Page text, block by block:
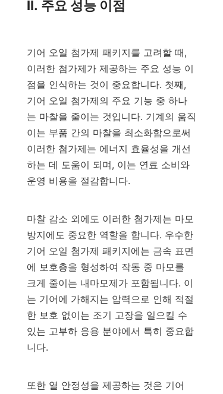
II. 주요 성능 이점
기어 오일 첨가제 패키지를 고려할 때,
이러한 첨가제가 제공하는 주요 성능 이
점을 인식하는 것이 중요합니다. 첫째,
기어 오일 첨가제의 주요 기능 중 하나
는 마찰을 줄이는 것입니다. 기계의 움직
이는 부품 간의 마찰을 최소화함으로써
이러한 첨가제는 에너지 효율성을 개선
하는 데 도움이 되며, 이는 연료 소비와
운영 비용을 절감합니다.
마찰 감소 외에도 이러한 첨가제는 마모
방지에도 중요한 역할을 합니다. 우수한
기어 오일 첨가제 패키지에는 금속 표면
에 보호층을 형성하여 작동 중 마모를
크게 줄이는 내마모제가 포함됩니다. 이
는 기어에 가해지는 압력으로 인해 적절
한 보호 없이는 조기 고장을 일으킬 수
있는 고부하 응용 분야에서 특히 중요합
니다.
또한 열 안정성을 제공하는 것은 기어